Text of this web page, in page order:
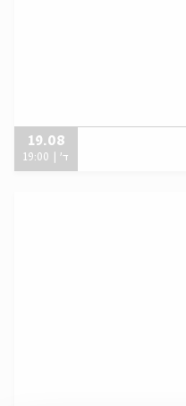
19.08
ד' | 19:00